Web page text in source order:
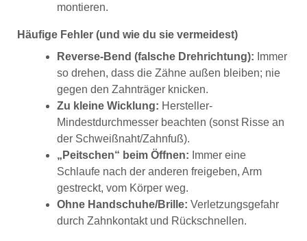
montieren.
Häufige Fehler (und wie du sie vermeidest)
Reverse-Bend (falsche Drehrichtung): Immer
so drehen, dass die Zähne außen bleiben; nie
gegen den Zahnträger knicken.
Zu kleine Wicklung: Hersteller-
Mindestdurchmesser beachten (sonst Risse an
der Schweißnaht/Zahnfuß).
„Peitschen“ beim Öffnen: Immer eine
Schlaufe nach der anderen freigeben, Arm
gestreckt, vom Körper weg.
Ohne Handschuhe/Brille: Verletzungsgefahr
durch Zahnkontakt und Rückschnellen.